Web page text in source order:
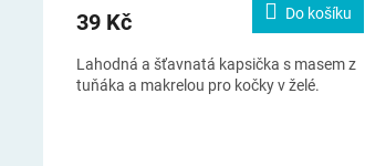
39 Kč Do košíku
Lahodná a šťavnatá kapsička s masem z
tuňáka a makrelou pro kočky v želé.